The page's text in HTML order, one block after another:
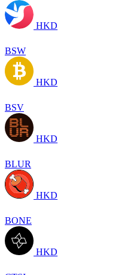
HKD
BSW
HKD
BSV
HKD
BLUR
HKD
BONE
HKD